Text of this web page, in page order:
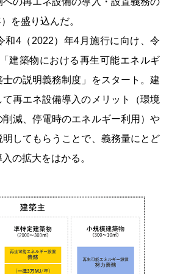
を盛り込んだ。
和4（2022）年4月施行に向け、令
建築物における再生可能エネルギ
の説明義務制度」をスタート。建
再エネ設備導入のメリット（環境
減、停電時のエネルギー利用）や
してもらうことで、義務量にとど
の拡大をはかる。